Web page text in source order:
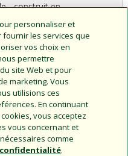
- construit en
épaisses
pour allonge (RS-025T).
Product Home
personnaliser et
les services que
vos choix en
permettre
site Web et pour
marketing. Vous
utilisions ces
En continuant
vous acceptez
vous concernant et
comme
.